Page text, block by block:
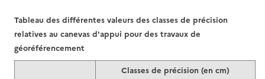
Classes de précision (en cm)
Tableau des différentes valeurs des classes de précision
relatives au canevas d'appui pour des travaux de
géoréférencement